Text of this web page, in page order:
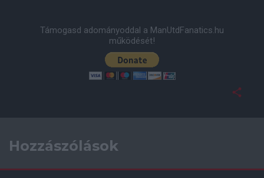
Támogasd adományoddal a ManUtdFanatics.hu
működését!
Hozzászólások